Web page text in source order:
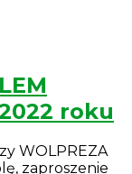
roku
WOLPREZA
zaproszenie